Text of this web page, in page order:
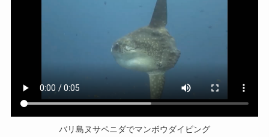
バリ島ヌサペニダでマンボウダイビング